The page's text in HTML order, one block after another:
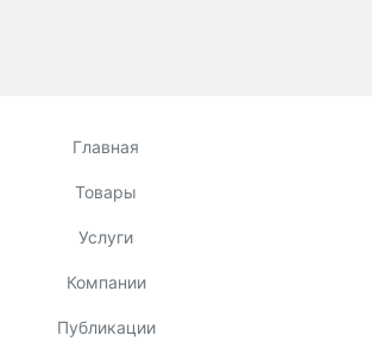
Главная
Товары
Услуги
Компании
Публикации